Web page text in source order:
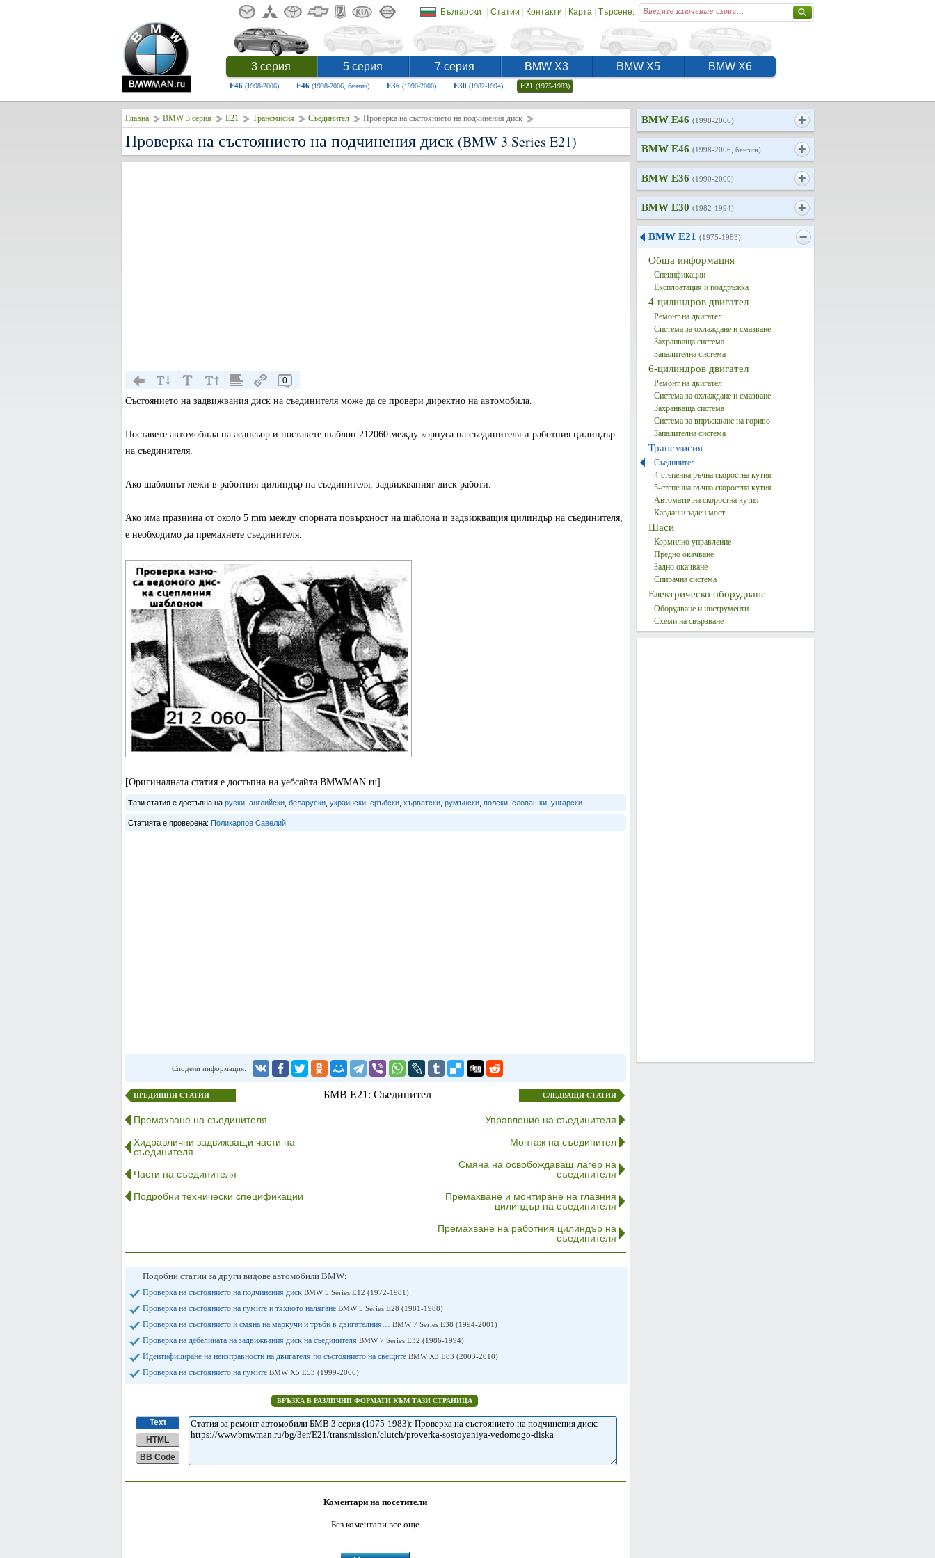
Български | Статии | Контакти | Карта| Търсене:
3 серия 5 серия 7 серия BMW X3 BMW X5 BMW X6
E46 (1998-2006) E46 (1998-2006, бензин) E36 (1990-2000) E30 (1982-1994) E21 (1975-1983)
Главна BMW 3 серия E21 Трансмисия Съединител Проверка на състоянието на подчинения диск
Проверка на състоянието на подчинения диск (BMW 3 Series E21)
0
Състоянието на задвижвания диск на съединителя може да се провери директно на автомобила.
Поставете автомобила на асансьор и поставете шаблон 212060 между корпуса на съединителя и работния цилиндър
на съединителя.
Ако шаблонът лежи в работния цилиндър на съединителя, задвижваният диск работи.
Ако има празнина от около 5 mm между спорната повърхност на шаблона и задвижващия цилиндър на съединителя,
е необходимо да премахнете съединителя.
[Оригиналната статия е достъпна на уебсайта BMWMAN.ru]
Тази статия е достъпна на руски, английски, беларуски, украински, сръбски, хърватски, румънски, полски, словашки, унгарски
Статията е проверена: Поликарпов Савелий
Сподели информация:
ПРЕДИШНИ СТАТИИ БМВ E21: Съединител СЛЕДВАЩИ СТАТИИ
Премахване на съединителя
Хидравлични задвижващи части на
съединителя
Части на съединителя
Подробни технически спецификации
Управление на съединителя
Монтаж на съединител
Смяна на освобождаващ лагер на
съединителя
Премахване и монтиране на главния
цилиндър на съединителя
Премахване на работния цилиндър на
съединителя
Подобни статии за други видове автомобили BMW:
Проверка на състоянието на подчинения диск BMW 5 Series E12 (1972-1981)
Проверка на състоянието на гумите и тяхното налягане BMW 5 Series E28 (1981-1988)
Проверка на състоянието и смяна на маркучи и тръби в двигателния… BMW 7 Series E38 (1994-2001)
Проверка на дебелината на задвижвания диск на съединителя BMW 7 Series E32 (1986-1994)
Идентифициране на неизправности на двигателя по състоянието на свещите BMW X3 Е83 (2003-2010)
Проверка на състоянието на гумите BMW X5 E53 (1999-2006)
ВРЪЗКА В РАЗЛИЧНИ ФОРМАТИ КЪМ ТАЗИ СТРАНИЦА
Text
HTML
BB Code
Коментари на посетители
Без коментари все още
BMW E46 (1998-2006)
BMW E46 (1998-2006, бензин)
BMW E36 (1990-2000)
BMW E30 (1982-1994)
BMW E21 (1975-1983)
Обща информация
Спецификации
Експлоатация и поддръжка
4-цилиндров двигател
Ремонт на двигател
Система за охлаждане и смазване
Захранваща система
Запалителна система
6-цилиндров двигател
Ремонт на двигател
Система за охлаждане и смазване
Захранваща система
Система за впръскване на гориво
Запалителна система
Трансмисия
Съединител
4-степенна ръчна скоростна кутия
5-степенна ръчна скоростна кутия
Автоматична скоростна кутия
Кардан и заден мост
Шаси
Кормилно управление
Предно окачване
Задно окачване
Спирачна система
Електрическо оборудване
Оборудване и инструменти
Схеми на свързване